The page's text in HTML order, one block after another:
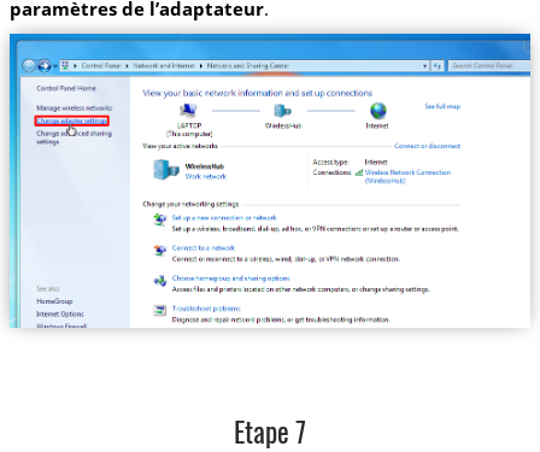
paramètres de l’adaptateur.
Etape 7